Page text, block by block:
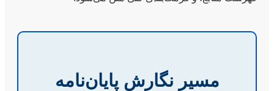
مسیر نگارش پایان‌نامه